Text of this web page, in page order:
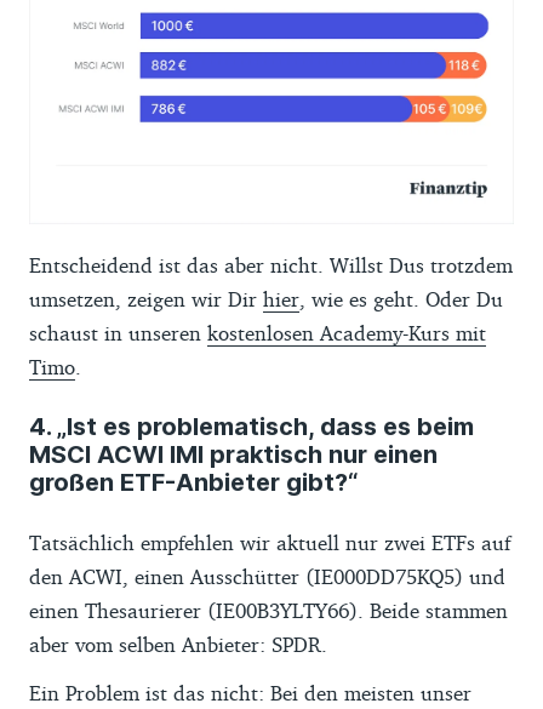
Entscheidend ist das aber nicht. Willst Dus trotzdem
umsetzen, zeigen wir Dir hier , wie es geht. Oder Du
schaust in unseren kostenlosen Academy-Kurs mit
Timo
4. „Ist es problematisch, dass es beim
MSCI ACWI IMI praktisch nur einen
großen ETF-Anbieter gibt?“
Tatsächlich empfehlen wir aktuell nur zwei ETFs auf
den ACWI, einen Ausschütter (IE000DD75KQ5) und
einen Thesaurierer (IE00B3YLTY66). Beide stammen
aber vom selben Anbieter: SPDR.
Ein Problem ist das nicht: Bei den meisten unser